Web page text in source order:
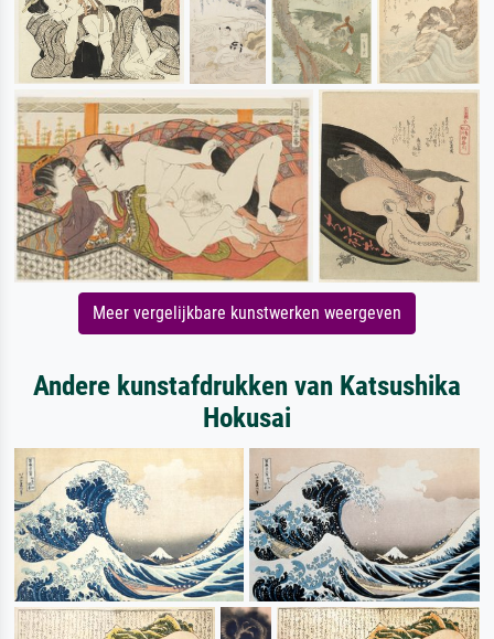
Meer vergelijkbare kunstwerken weergeven
Andere kunstafdrukken van Katsushika
Hokusai